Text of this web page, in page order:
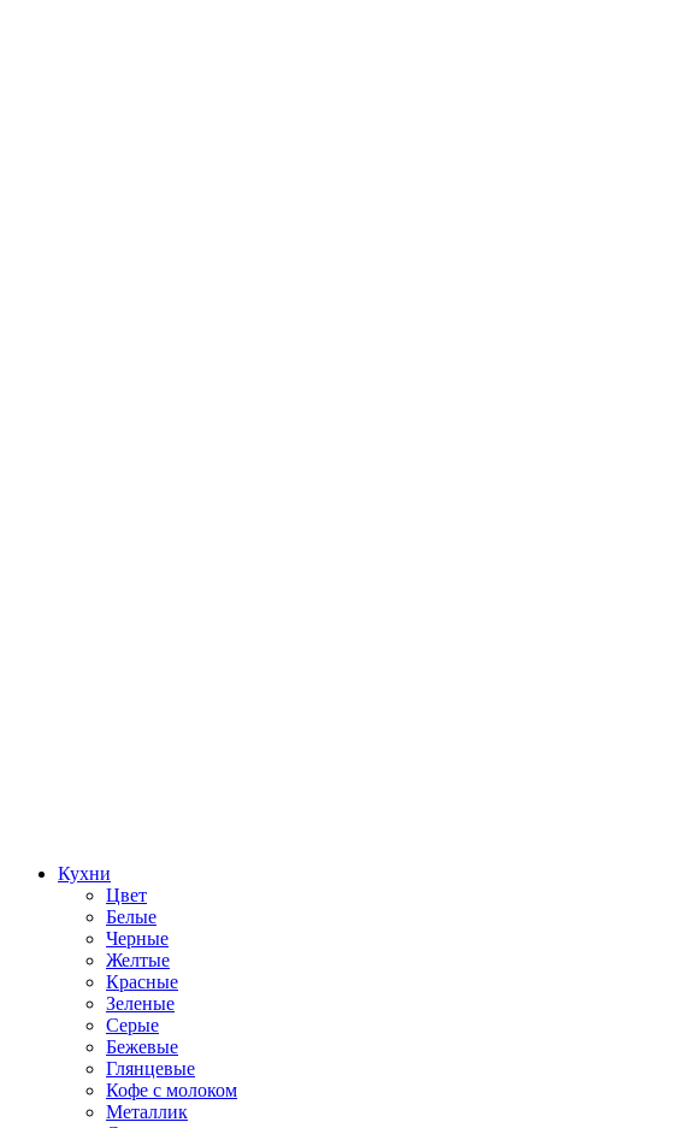
Кухни
Цвет
Белые
Черные
Желтые
Красные
Зеленые
Серые
Бежевые
Глянцевые
Кофе с молоком
Металлик